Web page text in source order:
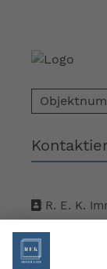
R. E. K.
Walkstraße